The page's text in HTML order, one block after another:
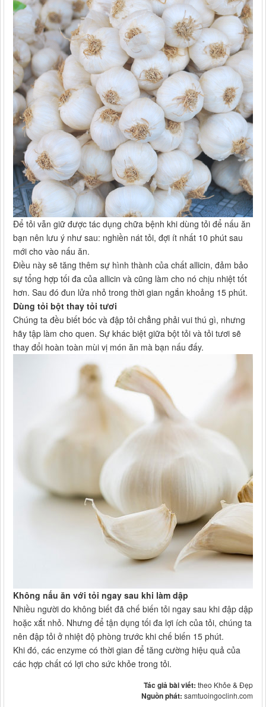
Để tỏi vẫn giữ được tác dụng chữa bệnh khi dùng tỏi để nấu ăn
bạn nên lưu ý như sau: nghiền nát tỏi, đợi ít nhất 10 phút sau
mới cho vào nấu ăn.
Điều này sẽ tăng thêm sự hình thành của chất allicin, đảm bảo
sự tổng hợp tối đa của allicin và cũng làm cho nó chịu nhiệt tốt
hơn. Sau đó đun lửa nhỏ trong thời gian ngắn khoảng 15 phút.
Dùng tỏi bột thay tỏi tươi
Chúng ta đều biết bóc và đập tỏi chẳng phải vui thú gì, nhưng
hãy tập làm cho quen. Sự khác biệt giữa bột tỏi và tỏi tươi sẽ
thay đổi hoàn toàn mùi vị món ăn mà bạn nấu đấy.
Không nấu ăn với tỏi ngay sau khi làm dập
Nhiều người do không biết đã chế biến tỏi ngay sau khi đập dập
hoặc xắt nhỏ. Nhưng để tận dụng tối đa lợi ích của tỏi, chúng ta
nên đập tỏi ở nhiệt độ phòng trước khi chế biến 15 phút.
Khi đó, các enzyme có thời gian để tăng cường hiệu quả của
các hợp chất có lợi cho sức khỏe trong tỏi.
Tác giả bài viết: theo Khỏe & Đẹp
Nguồn phát: samtuoingoclinh.com